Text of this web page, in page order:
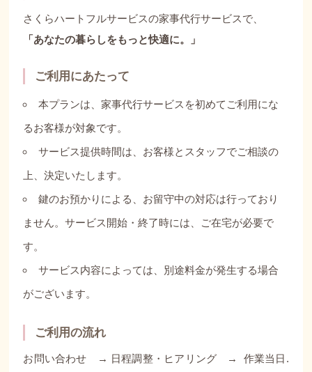
さくらハートフルサービスの家事代行サービスで、
「あなたの暮らしをもっと快適に。」
ご利用にあたって
本プランは、家事代行サービスを初めてご利用にな
るお客様が対象です。
サービス提供時間は、お客様とスタッフでご相談の
上、決定いたします。
鍵のお預かりによる、お留守中の対応は行っており
ません。サービス開始・終了時には、ご在宅が必要で
す。
サービス内容によっては、別途料金が発生する場合
がございます。
ご利用の流れ
お問い合わせ → 日程調整・ヒアリング → 作業当日.